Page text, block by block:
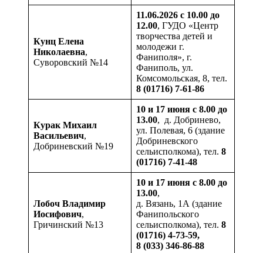
Кунц Елена
Николаевна,
Суворовский №14
11.06.2026 с 10.00 до
12.00, ГУДО «Центр
творчества детей и
молодежи г.
Фаниполя», г.
Фаниполь, ул.
Комсомольская, 8, тел.
8 (01716) 7-61-86
Курак Михаил
Васильевич,
Добриневский №19
10 и 17 июня с 8.00 до
13.00, д. Добринево,
ул. Полевая, 6 (здание
Добриневского
сельисполкома), тел. 8
(01716) 7-41-48
Лобоч Владимир
Иосифович,
Гричинский №13
10 и 17 июня с 8.00 до
13.00,
д. Вязань, 1А (здание
Фанипольского
сельисполкома), тел. 8
(01716) 4-73-59,
8 (033) 346-86-88